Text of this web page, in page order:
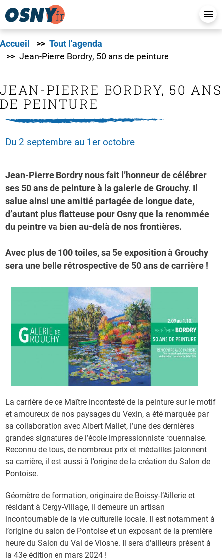
Accueil
Tout l'agenda
Jean-Pierre Bordry, 50 ans de peinture
JEAN-PIERRE BORDRY, 50 ANS
DE PEINTURE
Du 2 septembre au 1er octobre
Jean-Pierre Bordry nous fait l’honneur de célébrer
ses 50 ans de peinture à la galerie de Grouchy. Il
salue ainsi une amitié partagée de longue date,
d’autant plus flatteuse pour Osny que la renommée
du peintre va bien au-delà de nos frontières.
Avec plus de 100 toiles, sa 5e exposition à Grouchy
sera une belle rétrospective de 50 ans de carrière !
La carrière de ce Maître incontesté de la peinture sur le motif
et amoureux de nos paysages du Vexin, a été marquée par
sa collaboration avec Albert Mallet, l’une des dernières
grandes signatures de l’école impressionniste rouennaise.
Reconnu de tous, de nombreux prix et médailles jalonnent
sa carrière, il est aussi à l’origine de la création du Salon de
Pontoise.
Géomètre de formation, originaire de Boissy-l’Aillerie et
résidant à Cergy-Village, il demeure un artisan
incontournable de la vie culturelle locale. Il est notamment à
l’origine du salon de Pontoise et un exposant de la première
heure du Salon du Val de Viosne. Il sera d'ailleurs présent à
la 43e édition en mars 2024 !